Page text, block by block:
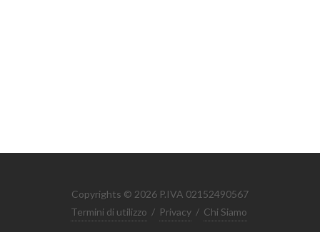
Copyrights © 2026 P.IVA 02152490567
Termini di utilizzo / Privacy / Chi Siamo